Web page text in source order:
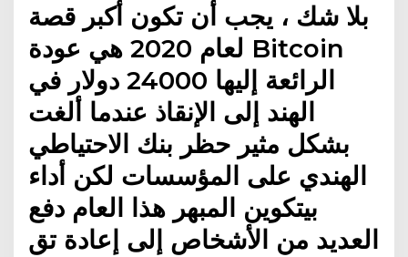
بلا شك ، يجب أن تكون أكبر قصة
لعام 2020 هي عودة Bitcoin
الرائعة إليها 24000 دولار في
الهند إلى الإنقاذ عندما ألغت
بشكل مثير حظر بنك الاحتياطي
الهندي على المؤسسات لكن أداء
بيتكوين المبهر هذا العام دفع
العديد من الأشخاص إلى إعادة تق